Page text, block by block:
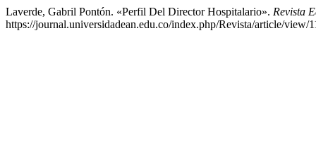
Laverde, Gabril Pontón. «Perfil Del Director Hospitalario». Revista
https://journal.universidadean.edu.co/index.php/Revista/article/view/